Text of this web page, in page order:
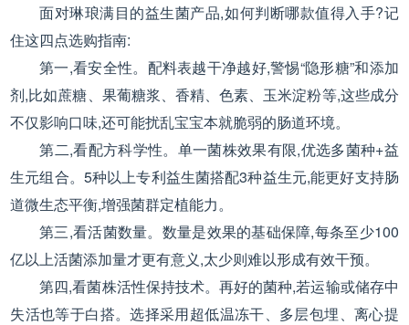
面对琳琅满目的益生菌产品,如何判断哪款值得入手?记
住这四点选购指南:
第一,看安全性。配料表越干净越好,警惕“隐形糖”和添加
剂,比如蔗糖、果葡糖浆、香精、色素、玉米淀粉等,这些成分
不仅影响口味,还可能扰乱宝宝本就脆弱的肠道环境。
第二,看配方科学性。单一菌株效果有限,优选多菌种+益
生元组合。5种以上专利益生菌搭配3种益生元,能更好支持肠
道微生态平衡,增强菌群定植能力。
第三,看活菌数量。数量是效果的基础保障,每条至少100
亿以上活菌添加量才更有意义,太少则难以形成有效干预。
第四,看菌株活性保持技术。再好的菌种,若运输或储存中
失活也等于白搭。选择采用超低温冻干、多层包埋、离心提